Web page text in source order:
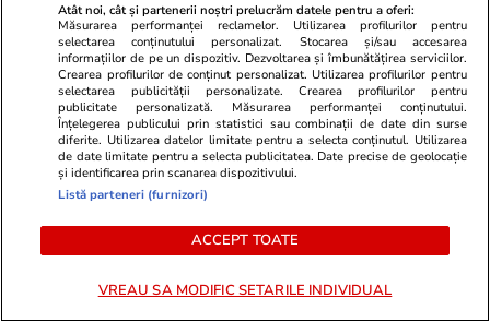
GSP.ro
Celebrul luptător face dezvăluiri
familia! Nu vreau să ajung ca tatăl
meu, băutura i-a distrus viața”
GSP.ro
aceasta »
primul meci
acolo
Atât noi, cât și partenerii noștri prelucrăm datele pentru a oferi:
Măsurarea performanței reclamelor. Utilizarea profilurilor pentru
selectarea conținutului personalizat. Stocarea și/sau accesarea
informațiilor de pe un dispozitiv. Dezvoltarea și îmbunătățirea serviciilor.
Crearea profilurilor de conținut personalizat. Utilizarea profilurilor pentru
selectarea publicității personalizate. Crearea profilurilor pentru
publicitate personalizată. Măsurarea performanței conținutului.
Înțelegerea publicului prin statistici sau combinații de date din surse
diferite. Utilizarea datelor limitate pentru a selecta conținutul. Utilizarea
de date limitate pentru a selecta publicitatea. Date precise de geolocație
și identificarea prin scanarea dispozitivului.
Listă parteneri (furnizori)
ACCEPT TOATE
VREAU SA MODIFIC SETARILE INDIVIDUAL